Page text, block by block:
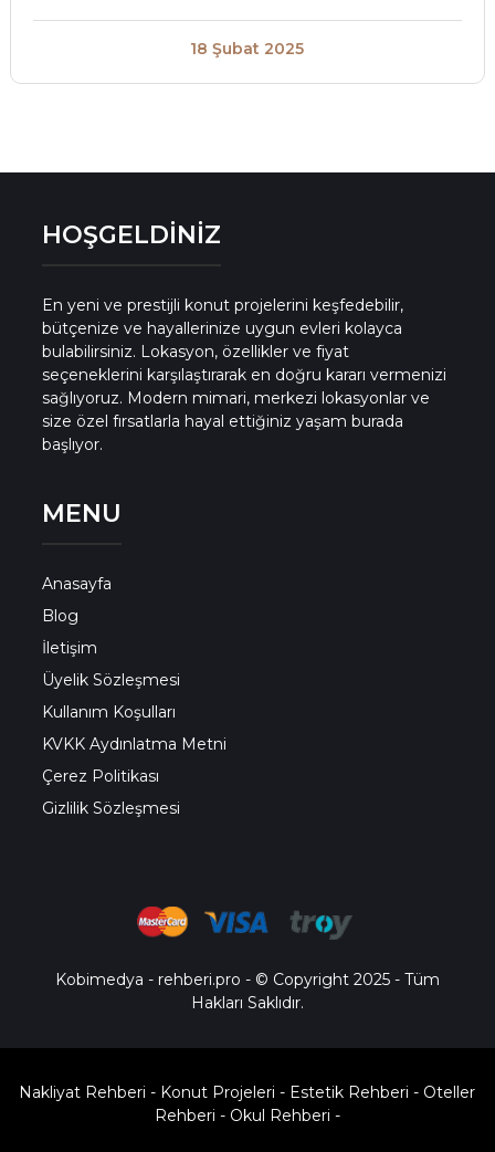
18 Şubat 2025
HOŞGELDİNİZ
En yeni ve prestijli konut projelerini keşfedebilir,
bütçenize ve hayallerinize uygun evleri kolayca
bulabilirsiniz. Lokasyon, özellikler ve fiyat
seçeneklerini karşılaştırarak en doğru kararı vermenizi
sağlıyoruz. Modern mimari, merkezi lokasyonlar ve
size özel fırsatlarla hayal ettiğiniz yaşam burada
başlıyor.
MENU
Anasayfa
Blog
İletişim
Üyelik Sözleşmesi
Kullanım Koşulları
KVKK Aydınlatma Metni
Çerez Politikası
Gizlilik Sözleşmesi
Kobimedya - rehberi.pro - © Copyright 2025 - Tüm
Hakları Saklıdır.
Nakliyat Rehberi - Konut Projeleri - Estetik Rehberi - Oteller
Rehberi - Okul Rehberi -